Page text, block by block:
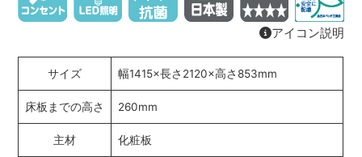
アイコン説明
サイズ 幅1415×長さ2120×高さ853mm
床板までの高さ 260mm
主材 化粧板